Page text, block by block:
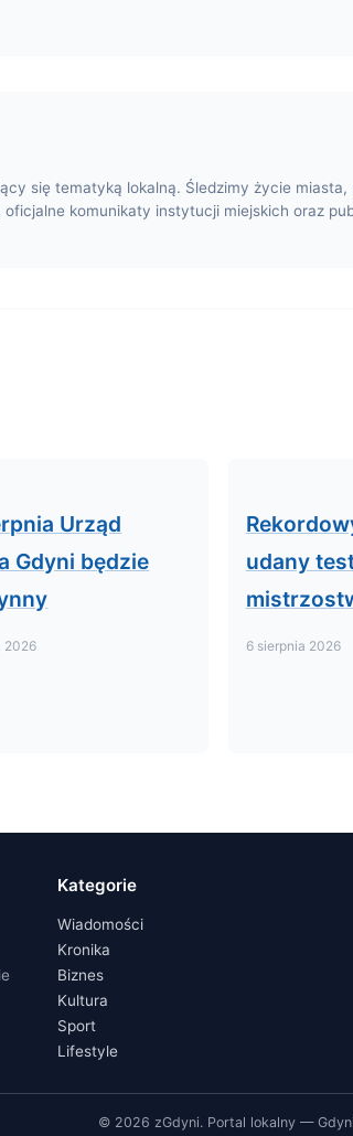
się tematyką lokalną. Śledzimy życie
oficjalne komunikaty instytucji miejskich oraz
Urząd
Gdyni będzie
2026
udany
6 sierpnia 2026
Kategorie
Wiadomości
Kronika
Biznes
Kultura
Sport
Lifestyle
© 2026 zGdyni. Portal lokalny —